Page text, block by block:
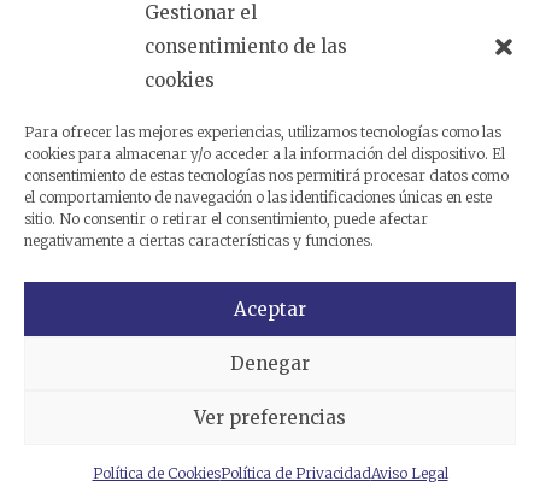
Gestionar el
consentimiento de las
cookies
Para ofrecer las mejores experiencias, utilizamos tecnologías como las
cookies para almacenar y/o acceder a la información del dispositivo. El
consentimiento de estas tecnologías nos permitirá procesar datos como
el comportamiento de navegación o las identificaciones únicas en este
sitio. No consentir o retirar el consentimiento, puede afectar
negativamente a ciertas características y funciones.
Aceptar
Denegar
Ver preferencias
Política de CookiesPolítica de PrivacidadAviso Legal